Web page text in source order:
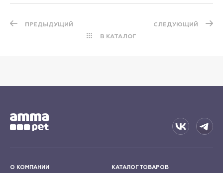
ПРЕДЫДУЩИЙ
В КАТАЛОГ
СЛЕДУЮЩИЙ
О КОМПАНИИ КАТАЛОГ ТОВАРОВ